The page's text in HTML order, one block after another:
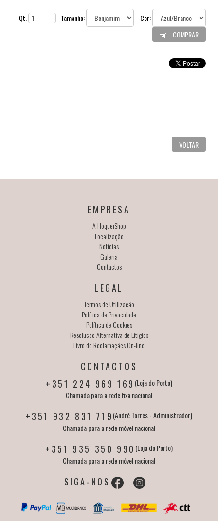
Qt. Tamanho:
Cor:
COMPRAR
VOLTAR
EMPRESA
A HoqueiShop
Localização
Notícias
Galeria
Contactos
LEGAL
Termos de Utilização
Política de Privacidade
Política de Cookies
Resolução Alternativa de Litigios
Livro de Reclamaçães On-line
CONTACTOS
+351 224 969 169 (Loja do Porto)
Chamada para a rede fixa nacional
+351 932 831 719 (André Torres - Administrador)
Chamada para a rede móvel nacional
+351 935 350 990 (Loja do Porto)
Chamada para a rede móvel nacional
SIGA-NOS